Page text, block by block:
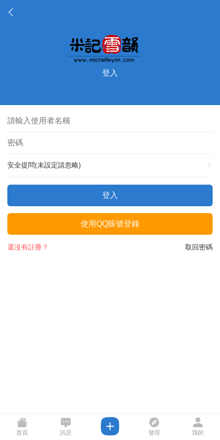
登入
安全提問(未設定請忽略)
登入
使用QQ賬號登錄
取回密碼
還沒有註冊？
首頁 訊息 發現 我的